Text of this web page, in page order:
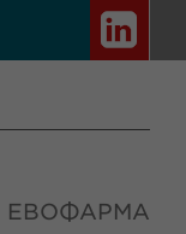
ЕВОФАРМА